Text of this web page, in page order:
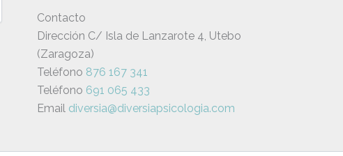
Contacto
Dirección C/ Isla de Lanzarote 4, Utebo
(Zaragoza)
Teléfono 876 167 341
Teléfono 691 065 433
Email diversia@diversiapsicologia.com